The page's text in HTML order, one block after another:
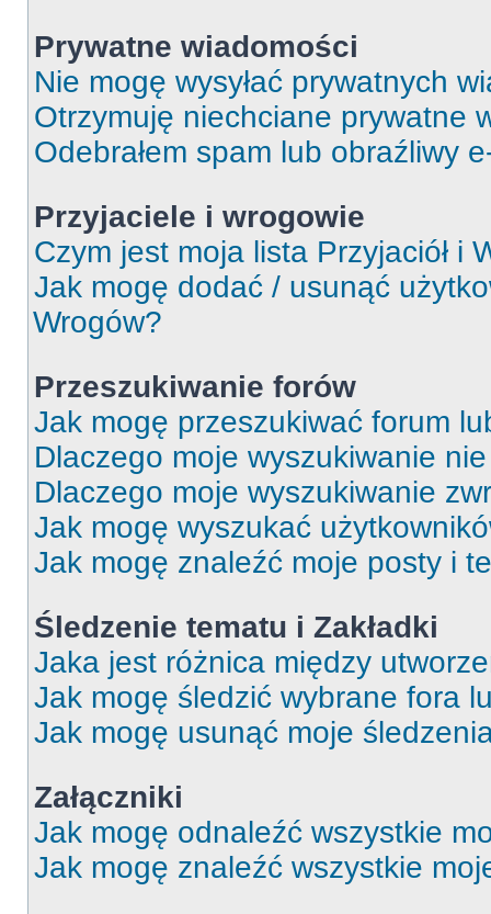
Prywatne wiadomości
Nie mogę wysyłać prywatnych
Otrzymuję niechciane prywatne
Odebrałem spam lub obraźliwy
Przyjaciele i wrogowie
Czym jest moja lista Przyjaciół i
Jak mogę dodać / usunąć
Wrogów?
Przeszukiwanie forów
Jak mogę przeszukiwać forum
Dlaczego moje wyszukiwanie
Dlaczego moje wyszukiwanie
Jak mogę wyszukać
Jak mogę znaleźć moje posty i
Śledzenie tematu i Zakładki
Jaka jest różnica między
Jak mogę śledzić wybrane fora
Jak mogę usunąć moje
Załączniki
Jak mogę odnaleźć wszystkie
Jak mogę znaleźć wszystkie